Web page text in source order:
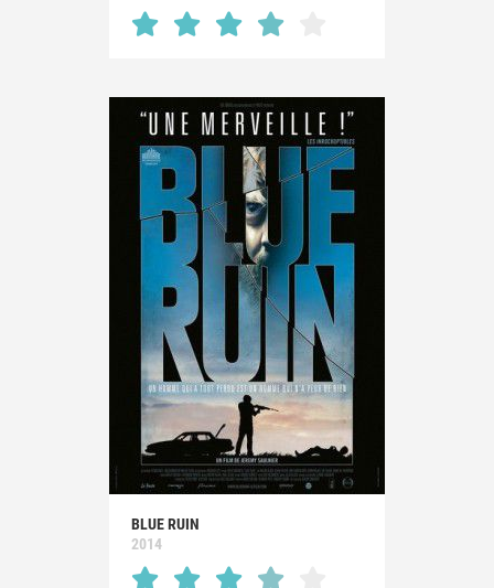
BLUE RUIN
2014